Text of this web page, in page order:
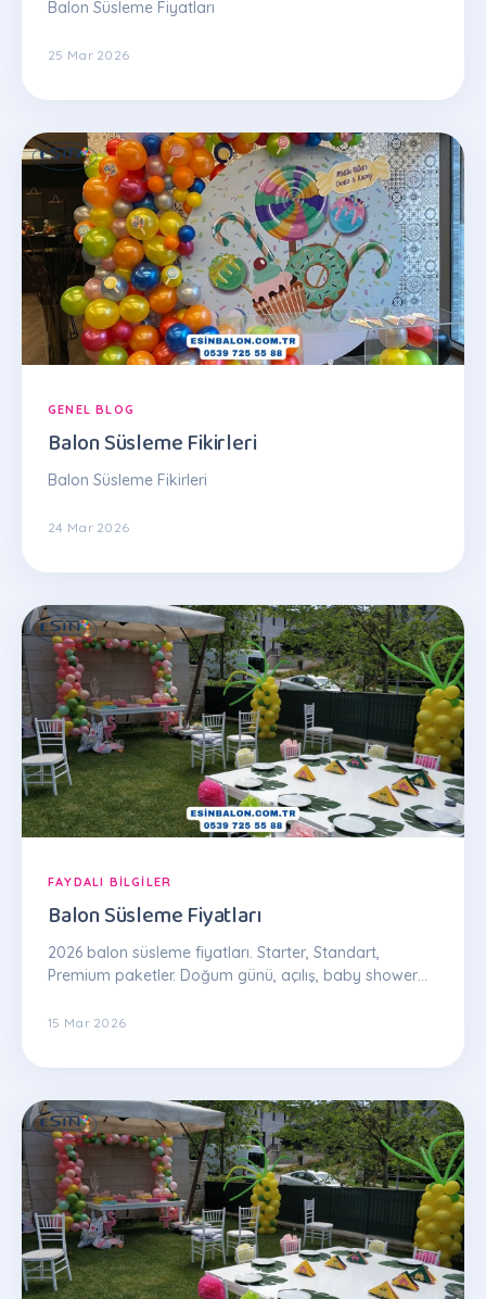
Balon Süsleme Fiyatları
25 Mar 2026
GENEL BLOG
Balon Süsleme Fikirleri
Balon Süsleme Fikirleri
24 Mar 2026
FAYDALI BILGILER
Balon Süsleme Fiyatları
2026 balon süsleme fiyatları. Starter, Standart,
Premium paketler. Doğum günü, açılış, baby shower
15 Mar 2026